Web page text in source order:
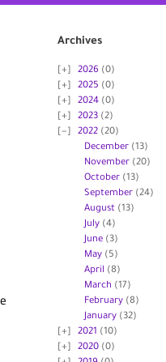
Archives
2026 (0)
2025 (0)
2024 (0)
2023 (2)
2022 (20)
December(13)
November(20)
October(13)
September(24)
August (13)
July(4)
June(3)
May(5)
April (8)
March (17)
February(8)
January(32)
2021 (10)
2020 (0)